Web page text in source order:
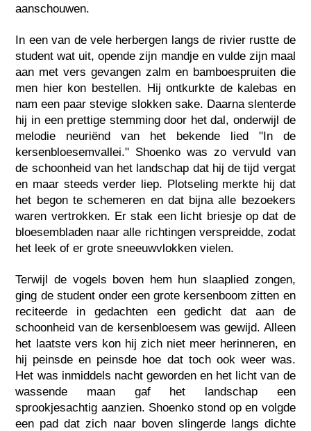
aanschouwen.
In een van de vele herbergen langs de rivier rustte de
student wat uit, opende zijn mandje en vulde zijn maal
aan met vers gevangen zalm en bamboespruiten die
men hier kon bestellen. Hij ontkurkte de kalebas en
nam een paar stevige slokken sake. Daarna slenterde
hij in een prettige stemming door het dal, onderwijl de
melodie neuriënd van het bekende lied "In de
kersenbloesemvallei." Shoenko was zo vervuld van
de schoonheid van het landschap dat hij de tijd vergat
en maar steeds verder liep. Plotseling merkte hij dat
het begon te schemeren en dat bijna alle bezoekers
waren vertrokken. Er stak een licht briesje op dat de
bloesembladen naar alle richtingen verspreidde, zodat
het leek of er grote sneeuwvlokken vielen.
Terwijl de vogels boven hem hun slaaplied zongen,
ging de student onder een grote kersenboom zitten en
reciteerde in gedachten een gedicht dat aan de
schoonheid van de kersenbloesem was gewijd. Alleen
het laatste vers kon hij zich niet meer herinneren, en
hij peinsde en peinsde hoe dat toch ook weer was.
Het was inmiddels nacht geworden en het licht van de
wassende maan gaf het landschap een
sprookjesachtig aanzien. Shoenko stond op en volgde
een pad dat zich naar boven slingerde langs dichte